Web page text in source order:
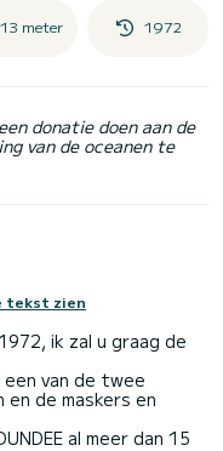
13 meter 1972
donatie doen aan de
van de oceanen te
tekst zien
ik zal u graag de
van de twee
de maskers en
al meer dan 15